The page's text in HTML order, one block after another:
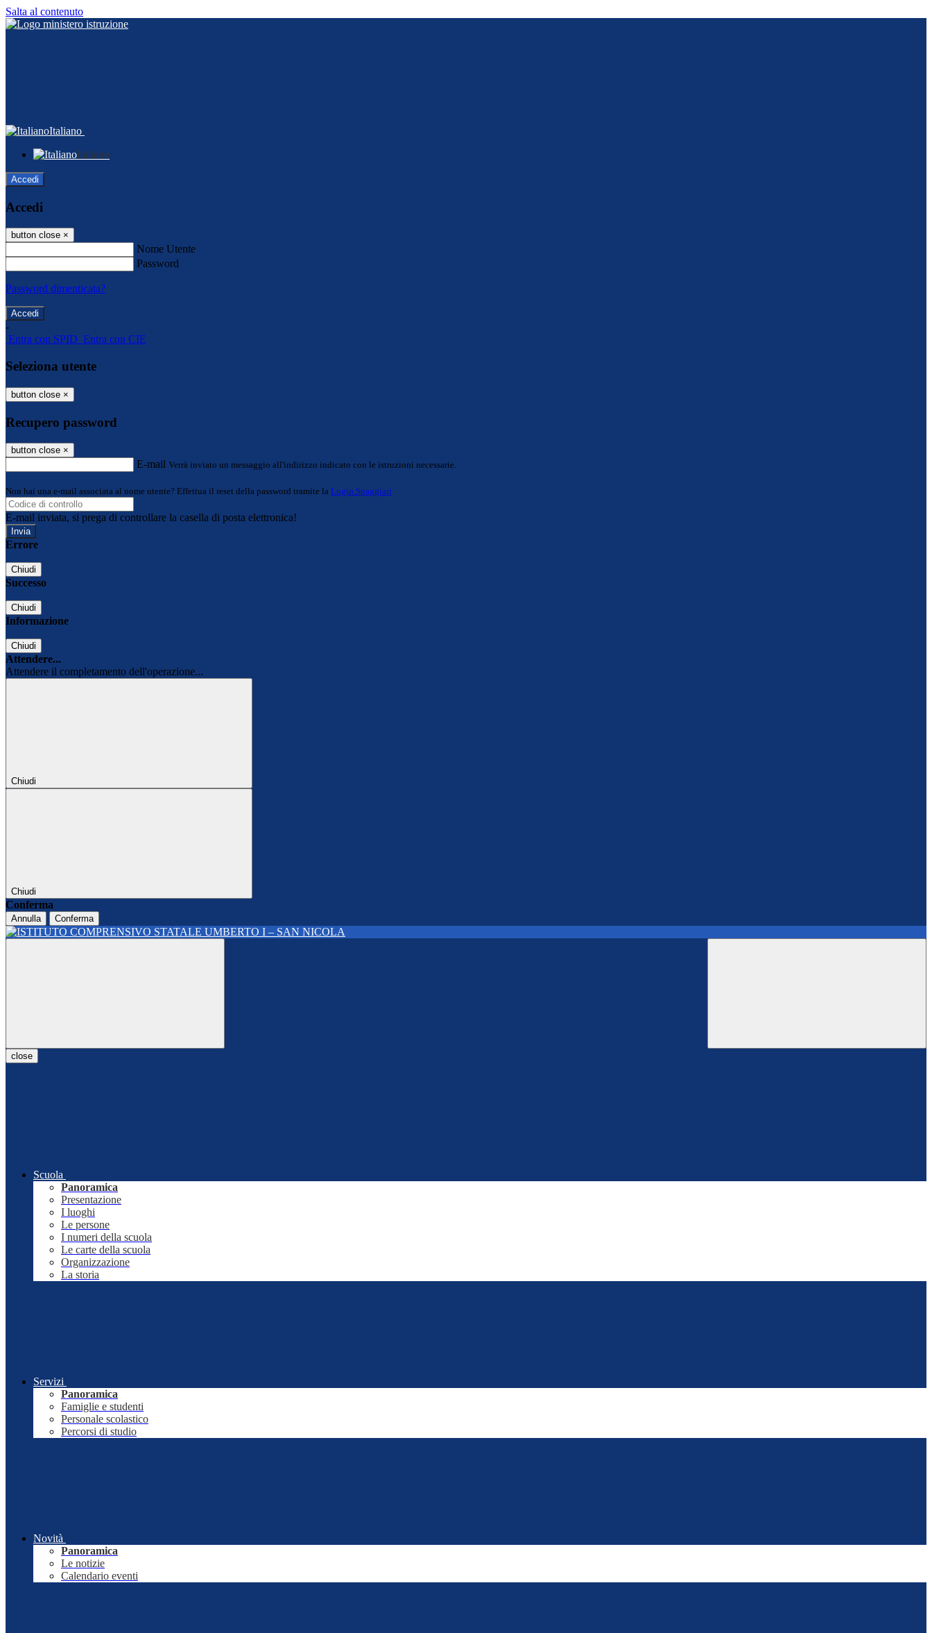
Salta al contenuto
Italiano
Italiano
Accedi
Accedi
button close ×
Nome Utente
Password
Password dimenticata?
-
Entra con SPID Entra con CIE
Seleziona utente
button close ×
Recupero password
button close ×
E-mail Verrà inviato un messaggio all'indirizzo indicato con le istruzioni necessarie.
Non hai una e-mail associata al nome utente? Effettua il reset della password tramite la Login Spaggiari
E-mail inviata, si prega di controllare la casella di posta elettronica!
Errore
Chiudi
Successo
Chiudi
Informazione
Chiudi
Attendere...
Attendere il completamento dell'operazione...
Chiudi
Chiudi
Conferma
Annulla Conferma
close
Scuola
Panoramica
Presentazione
I luoghi
Le persone
I numeri della scuola
Le carte della scuola
Organizzazione
La storia
Servizi
Panoramica
Famiglie e studenti
Personale scolastico
Percorsi di studio
Novità
Panoramica
Le notizie
Calendario eventi